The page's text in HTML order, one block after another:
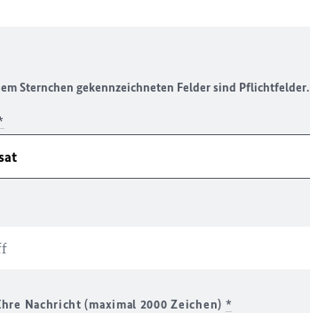
Sternchen gekennzeichneten Felder sind Pflichtfelder.
Nachricht (maximal 2000 Zeichen) *